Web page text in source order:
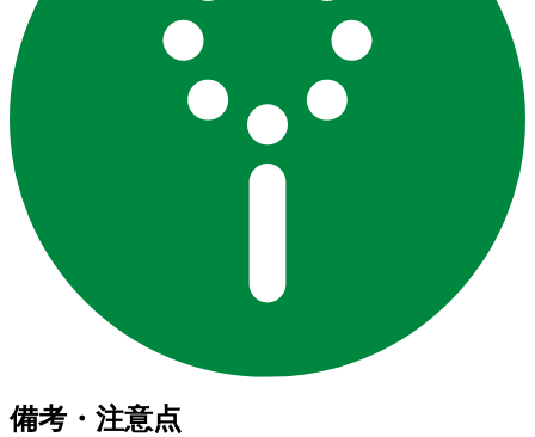
備考・注意点